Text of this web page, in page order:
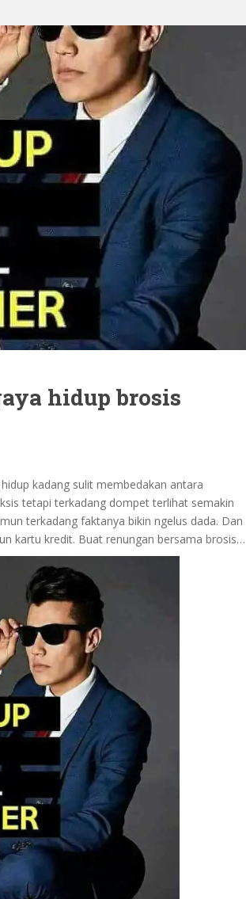
hidup brosis
kadang sulit membedakan antara
tetapi terkadang dompet terlihat semakin
terkadang faktanya bikin ngelus dada. Dan
kartu kredit. Buat renungan bersama brosis…